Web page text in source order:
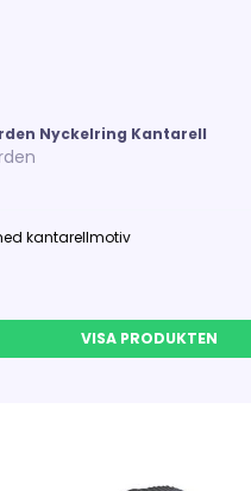
Nyckelring Kantarell
kantarellmotiv
VISA PRODUKTEN